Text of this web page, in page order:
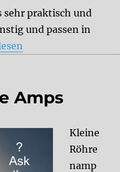
sehr praktisch und
und passen in
Tube Amps Teil II“
Amps
Kleine
Röhre
namp